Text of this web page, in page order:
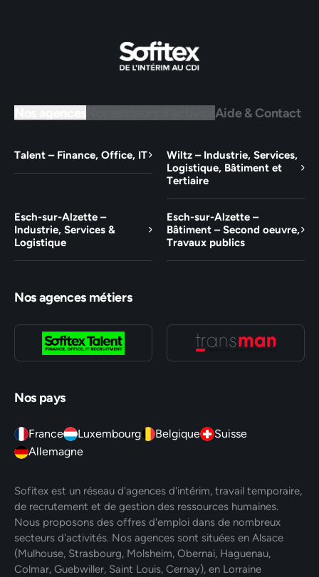
Aide & Contact
Talent – Finance, Office, IT
Wiltz – Industrie, Services,
Logistique, Bâtiment et
Tertiaire
Esch-sur-Alzette –
Industrie, Services &
Logistique
Esch-sur-Alzette –
Bâtiment – Second oeuvre,
Travaux publics
Nos agences métiers
Nos pays
France Luxembourg Belgique
Suisse
Allemagne
Sofitex est un réseau d'agences d'intérim, travail temporaire,
de recrutement et de gestion des ressources humaines.
Nous proposons des offres d'emploi dans de nombreux
secteurs d'activités. Nos agences sont situées en Alsace
(Mulhouse, Strasbourg, Molsheim, Obernai, Haguenau,
Colmar, Guebwiller, Saint Louis, Cernay), en Lorraine